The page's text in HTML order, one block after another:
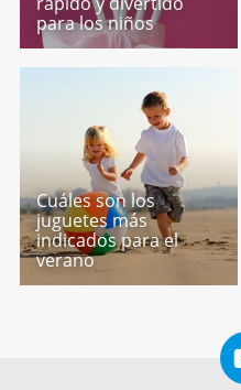
para los niños
Cuáles son los
juguetes más
indicados para el
verano